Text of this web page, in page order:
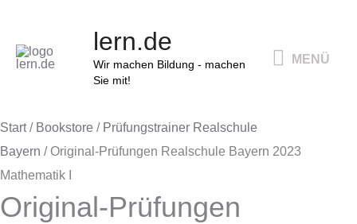
springen
lern.de
Wir machen Bildung - machen
Sie mit!
MENÜ
Start/ Bookstore / Prüfungstrainer Realschule
Bayern / Original-Prüfungen Realschule Bayern 2023
Mathematik I
Original-Prüfungen
Preis
war:
Preis
ist:
Preis